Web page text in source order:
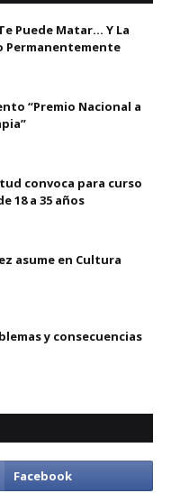
Puede Matar… Y La
Permanentemente
“Premio Nacional a
convoca para curso
18 a 35 años
asume en Cultura
y consecuencias